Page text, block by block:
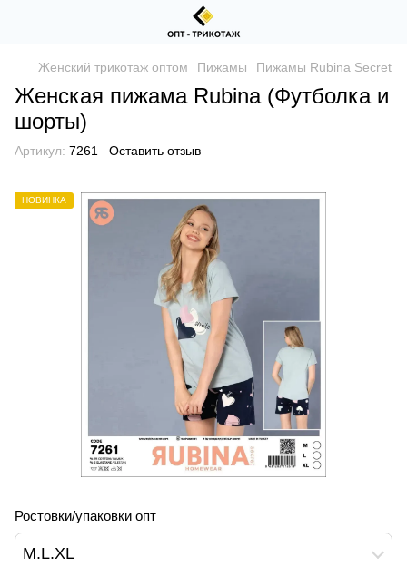
Женский трикотаж оптом Пижамы Пижамы Rubina Secret
Женская пижама Rubina (Футболка и
шорты)
Артикул: 7261 Оставить отзыв
НОВИНКА
Ростовки/упаковки опт
M.L.XL